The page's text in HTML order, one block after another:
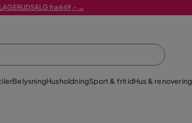
fra 649,- →
BelysningHusholdningSport & fritidHus & renovering